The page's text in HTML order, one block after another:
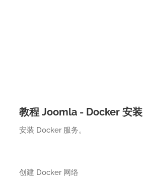
教程 Joomla - Docker 安装
安装 Docker 服务。
创建 Docker 网络